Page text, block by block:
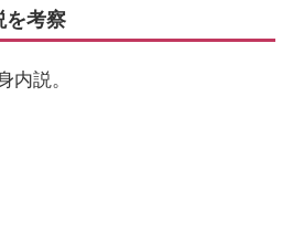
を考察
内説。